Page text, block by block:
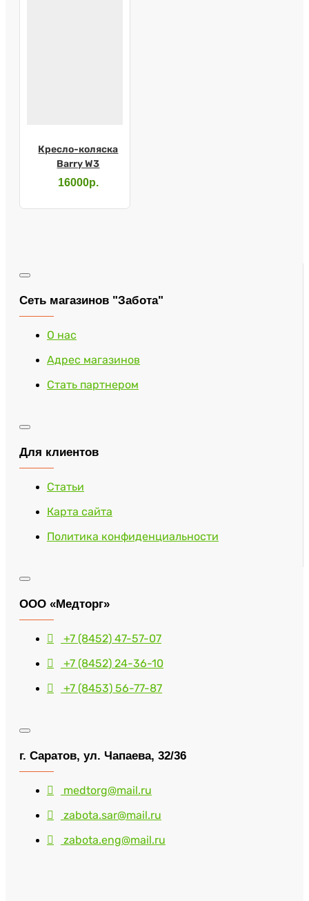
Кресло-коляска
Barry W3
16000р.
Сеть магазинов "Забота"
О нас
Адрес магазинов
Стать партнером
Для клиентов
Статьи
Карта сайта
Политика конфиденциальности
ООО «Медторг»
+7 (8452) 47-57-07
+7 (8452) 24-36-10
+7 (8453) 56-77-87
г. Саратов, ул. Чапаева, 32/36
medtorg@mail.ru
zabota.sar@mail.ru
zabota.eng@mail.ru